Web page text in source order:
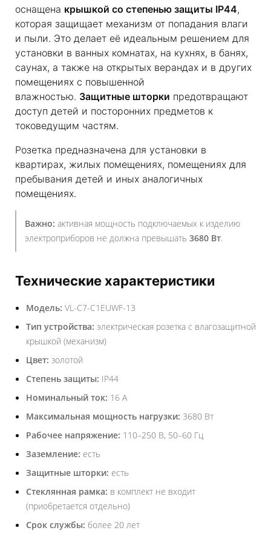
оснащена крышкой со степенью защиты IP44,
которая защищает механизм от попадания влаги
и пыли. Это делает её идеальным решением для
установки в ванных комнатах, на кухнях, в банях,
саунах, а также на открытых верандах и в других
помещениях с повышенной
влажностью. Защитные шторки предотвращают
доступ детей и посторонних предметов к
токоведущим частям.
Розетка предназначена для установки в
квартирах, жилых помещениях, помещениях для
пребывания детей и иных аналогичных
помещениях.
Важно: активная мощность подключаемых к изделию
электроприборов не должна превышать 3680 Вт.
Технические характеристики
Модель: VL-C7-C1EUWF-13
Тип устройства: электрическая розетка с влагозащитной
крышкой (механизм)
Цвет: золотой
Степень защиты: IP44
Номинальный ток: 16 А
Максимальная мощность нагрузки: 3680 Вт
Рабочее напряжение: 110–250 В, 50–60 Гц
Заземление: есть
Защитные шторки: есть
Стеклянная рамка: в комплект не входит
(приобретается отдельно)
Срок службы: более 20 лет